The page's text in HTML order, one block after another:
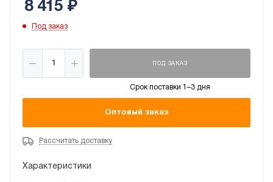
8 415 ₽
Под заказ
ПОД ЗАКАЗ
Срок поставки 1–3 дня
Оптовый заказ
Рассчитать доставку
Характеристики